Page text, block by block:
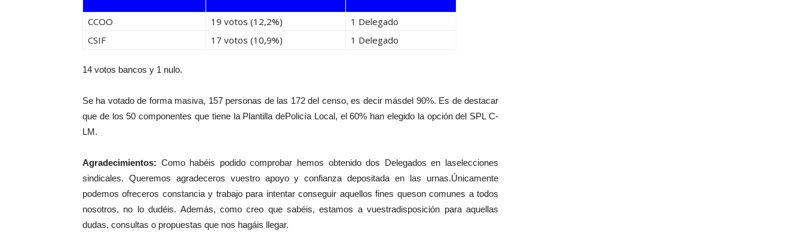
CCOO 19 votos (12,2%)
1 Delegado
CSIF
17 votos (10,9%) 1 Delegado
14 votos bancos y 1 nulo.
Se ha votado de forma masiva, 157 personas de las 172 del censo, es decir másdel 90%. Es de destacar
que de los 50 componentes que tiene la Plantilla dePolicía Local, el 60% han elegido la opción del SPL C-
LM.
Agradecimientos: Como habéis podido comprobar hemos obtenido dos Delegados en laselecciones
sindicales. Queremos agradeceros vuestro apoyo y confianza depositada en las urnas.Únicamente
podemos ofreceros constancia y trabajo para intentar conseguir aquellos fines queson comunes a todos
nosotros, no lo dudéis. Además, como creo que sabéis, estamos a vuestradisposición para aquellas
dudas, consultas o propuestas que nos hagáis llegar.